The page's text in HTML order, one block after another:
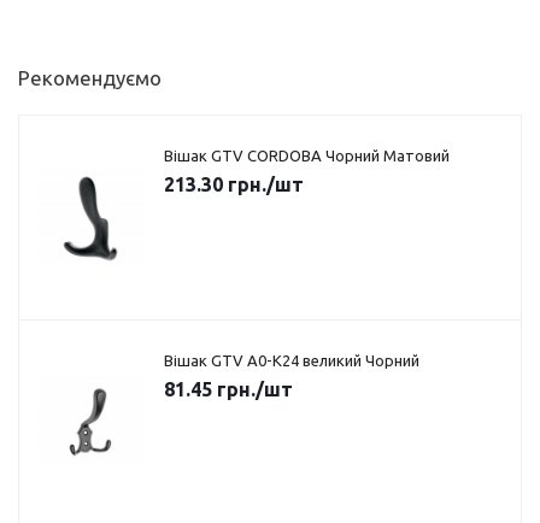
Рекомендуємо
Вішак GTV CORDOBA Чорний Матовий
213.30 грн./шт
Вішак GTV A0-K24 великий Чорний
81.45 грн./шт